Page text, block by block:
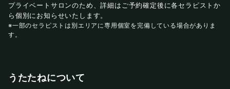
プライベートサロンのため、詳細はご予約確定後に各セラピストか
ら個別にお知らせいたします。
※一部のセラピストは別エリアに専用個室を完備している場合がありま
す。
うたたねについて